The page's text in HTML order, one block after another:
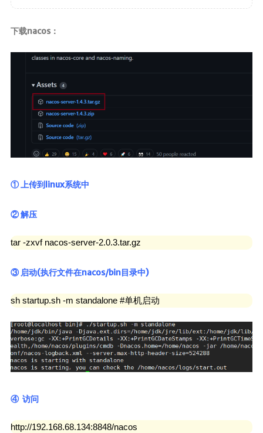
下载nacos：
① 上传到linux系统中
② 解压
tar -zxvf nacos-server-2.0.3.tar.gz
③ 启动(执行文件在nacos/bin目录中)
sh startup.sh -m standalone #单机启动
④ 访问
http://192.168.68.134:8848/nacos
Minio
SpringSession
MyCat
RabbitMQ
javaSE
JavaWeb
JVM
Log
Dom4j
MybatisPlus